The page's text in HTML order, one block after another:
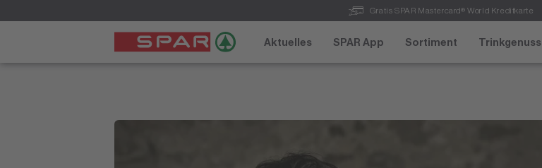
Gratis SPAR Mastercard® World Kreditkarte
Aktuelles SPAR App Sortiment Trinkgenuss